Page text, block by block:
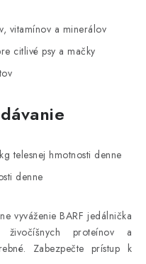
vitamínov a minerálov
citlivé psy a mačky
telesnej hmotnosti denne
denne
vyváženie BARF jedálnička
živočíšnych proteínov a
Zabezpečte prístup k